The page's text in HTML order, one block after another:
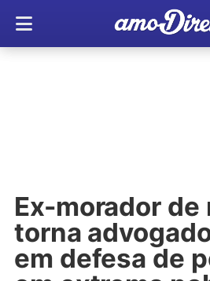
Ex-morador de
torna
em defesa de